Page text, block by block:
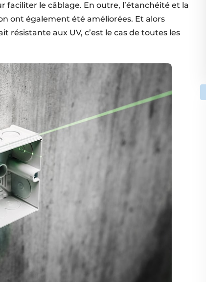
le câblage. En outre, l’étanchéité et la
ont également été améliorées. Et alors
résistante aux UV, c’est le cas de toutes les